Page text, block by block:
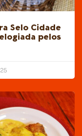
Selo Cidade
pelos